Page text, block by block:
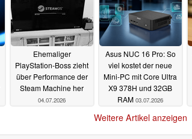
Ehemaliger
PlayStation-Boss zieht
über Performance der
Steam Machine her
04.07.2026
Asus NUC 16 Pro: So
viel kostet der neue
Mini-PC mit Core Ultra
X9 378H und 32GB
RAM 03.07.2026
Weitere Artikel anzeigen